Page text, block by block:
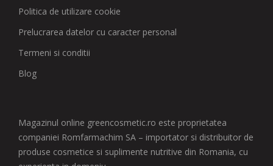
Politica de utilizare cookie
Prelucrarea datelor cu caracter personal
Termeni si conditii
Blog
Magazinul online greencosmetic.ro este proprietatea
companiei Romfarmachim SA – importator si distribuitor de
produse cosmetice si suplimente nutritive din Romania, cu